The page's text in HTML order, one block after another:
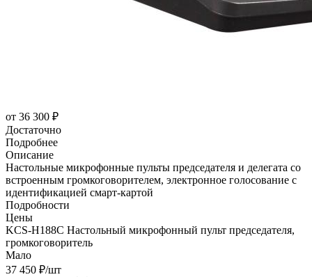
от 36 300 ₽
Достаточно
Подробнее
Описание
Настольные микрофонные пульты председателя и делегата со
встроенным громкоговорителем, электронное голосование с
идентификацией смарт-картой
Подробности
Цены
KCS-H188C Настольный микрофонный пульт председателя,
громкоговоритель
Мало
37 450 ₽/шт